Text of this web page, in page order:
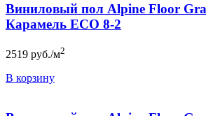
Виниловый пол Alpine Floor
Карамель ЕСО 8-2
2519 руб./м2
В корзину